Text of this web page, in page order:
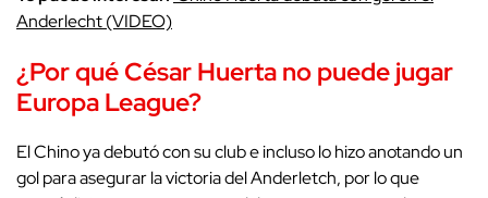
Anderlecht (VIDEO)
¿Por qué César Huerta no puede jugar
Europa League?
El Chino ya debutó con su club e incluso lo hizo anotando un
gol para asegurar la victoria del Anderletch, por lo que